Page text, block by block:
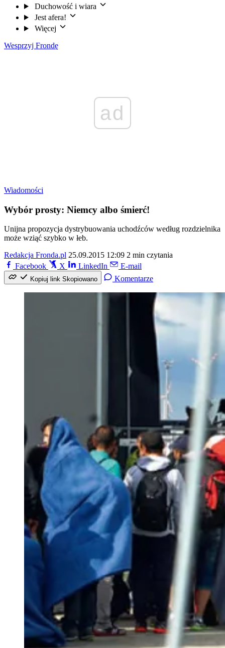
Duchowość i wiara
Jest afera!
Więcej
Wesprzyj Frondę
ad
Wiadomości
Wybór prosty: Niemcy albo śmierć!
Unijna propozycja dystrybuowania uchodźców według rozdzielnika
może wziąć szybko w łeb.
Redakcja Fronda.pl 25.09.2015 12:09 2 min czytania
Facebook
X LinkedIn E-mail
Kopiuj link Skopiowano Komentarze